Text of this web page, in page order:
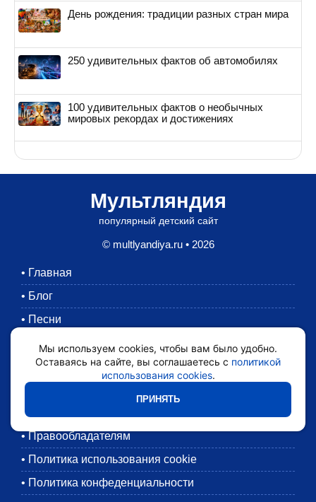
День рождения: традиции разных стран мира
250 удивительных фактов об автомобилях
100 удивительных фактов о необычных
мировых рекордах и достижениях
Мультляндия
популярный детский сайт
© multlyandiya.ru • 2026
• Главная
• Блог
• Песни
Раскраски
Картинки
•
•
• Правообладателям
• Политика использования cookie
• Политика конфеденциальности
Мы используем cookies, чтобы вам было удобно.
Оставаясь на сайте, вы соглашаетесь с политикой
использования cookies.
ПРИНЯТЬ